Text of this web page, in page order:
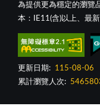
為提供更為穩定的瀏覽
本：IE11(含)以上、最
更新日期:
115-08-06
累計瀏覽人次: